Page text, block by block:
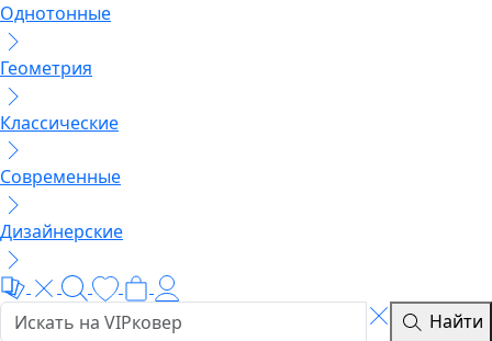
Однотонные
Геометрия
Классические
Современные
Дизайнерские
Найти